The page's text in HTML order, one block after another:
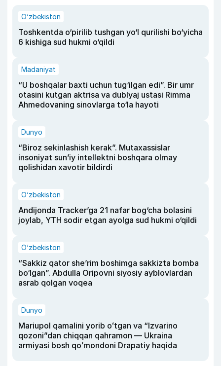
O‘zbekiston
Toshkentda o‘pirilib tushgan yo‘l qurilishi bo‘yicha
6 kishiga sud hukmi o‘qildi
Madaniyat
“U boshqalar baxti uchun tug‘ilgan edi”. Bir umr
otasini kutgan aktrisa va dublyaj ustasi Rimma
Ahmedovaning sinovlarga to‘la hayoti
Dunyo
“Biroz sekinlashish kerak”. Mutaxassislar
insoniyat sun’iy intellektni boshqara olmay
qolishidan xavotir bildirdi
O‘zbekiston
Andijonda Tracker’ga 21 nafar bog‘cha bolasini
joylab, YTH sodir etgan ayolga sud hukmi o‘qildi
O‘zbekiston
“Sakkiz qator she’rim boshimga sakkizta bomba
bo‘lgan”. Abdulla Oripovni siyosiy ayblovlardan
asrab qolgan voqea
Dunyo
Mariupol qamalini yorib oʻtgan va “Izvarino
qozoni”dan chiqqan qahramon — Ukraina
armiyasi bosh qoʻmondoni Drapatiy haqida